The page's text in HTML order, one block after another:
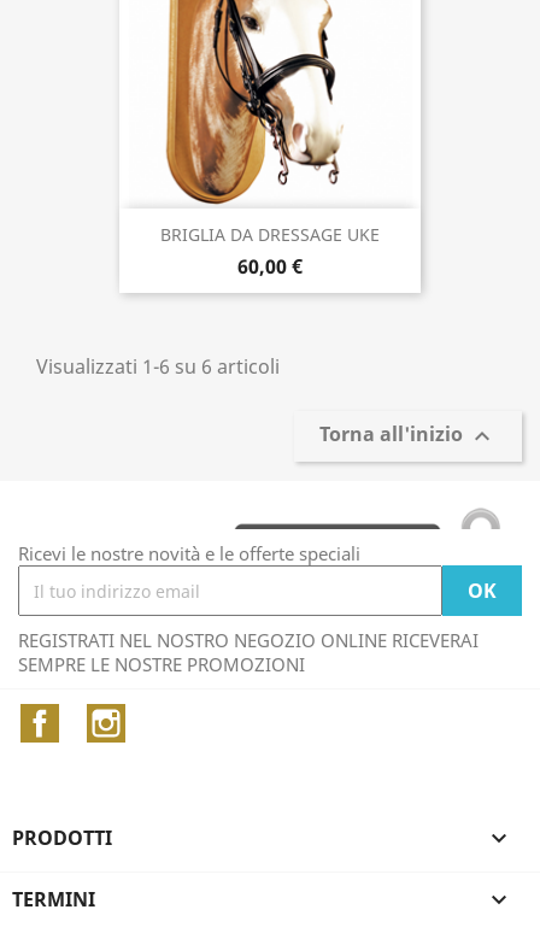
BRIGLIA DA DRESSAGE UKE
60,00 €
Visualizzati 1-6 su 6 articoli
Torna all'inizio 
Ricevi le nostre novità e le offerte speciali
REGISTRATI NEL NOSTRO NEGOZIO ONLINE RICEVERAI
SEMPRE LE NOSTRE PROMOZIONI
Facebook
PRODOTTI 
TERMINI 